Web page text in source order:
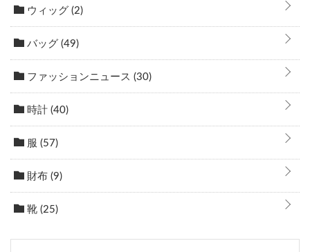
ウィッグ (2)
バッグ (49)
ファッションニュース (30)
時計 (40)
服 (57)
財布 (9)
靴 (25)